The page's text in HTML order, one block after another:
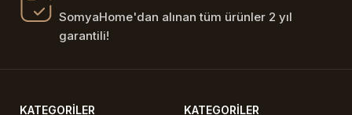
SomyaHome'dan alınan tüm ürünler 2 yıl
garantili!
KATEGORILER
KATEGORILER